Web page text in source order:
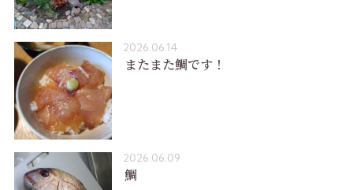
2026.06.14
またまた鯛です！
2026.06.09
鯛